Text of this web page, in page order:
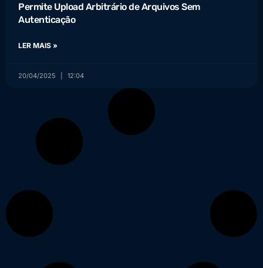
Permite Upload Arbitrário de Arquivos Sem
Autenticação
LER MAIS »
20/04/2025 12:04